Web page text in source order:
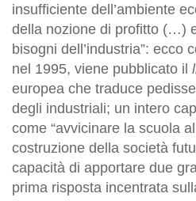
insufficiente dell’ambiente
della nozione di profitto (…)
bisogni dell’industria”: ecco
nel 1995, viene pubblicato il
europea che traduce
degli industriali; un intero
come “avvicinare la scuola
costruzione della società
capacità di apportare due
prima risposta incentrata